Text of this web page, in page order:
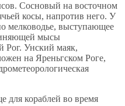
Сосновый на восточном
косы, напротив него. У
мелководье, выступающее
мысы
Рог. Унский маяк,
на Яреньгском Роге,
для кораблей во время